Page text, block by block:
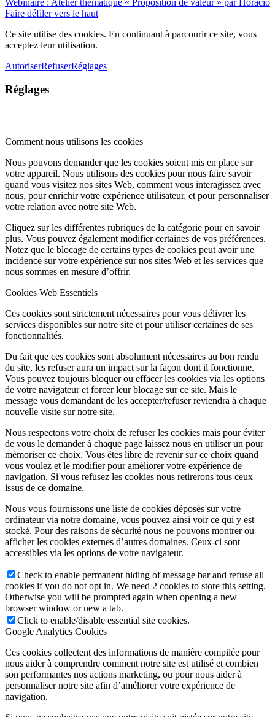
Faire défiler vers le haut
Ce site utilise des cookies. En continuant à parcourir ce site, vous
acceptez leur utilisation.
AutoriserRefuserRéglages
Réglages
Comment nous utilisons les cookies
Nous pouvons demander que les cookies soient mis en place sur
votre appareil. Nous utilisons des cookies pour nous faire savoir
quand vous visitez nos sites Web, comment vous interagissez avec
nous, pour enrichir votre expérience utilisateur, et pour personnaliser
votre relation avec notre site Web.
Cliquez sur les différentes rubriques de la catégorie pour en savoir
plus. Vous pouvez également modifier certaines de vos préférences.
Notez que le blocage de certains types de cookies peut avoir une
incidence sur votre expérience sur nos sites Web et les services que
nous sommes en mesure d’offrir.
Cookies Web Essentiels
Ces cookies sont strictement nécessaires pour vous délivrer les
services disponibles sur notre site et pour utiliser certaines de ses
fonctionnalités.
Du fait que ces cookies sont absolument nécessaires au bon rendu
du site, les refuser aura un impact sur la façon dont il fonctionne.
Vous pouvez toujours bloquer ou effacer les cookies via les options
de votre navigateur et forcer leur blocage sur ce site. Mais le
message vous demandant de les accepter/refuser reviendra à chaque
nouvelle visite sur notre site.
Nous respectons votre choix de refuser les cookies mais pour éviter
de vous le demander à chaque page laissez nous en utiliser un pour
mémoriser ce choix. Vous êtes libre de revenir sur ce choix quand
vous voulez et le modifier pour améliorer votre expérience de
navigation. Si vous refusez les cookies nous retirerons tous ceux
issus de ce domaine.
Nous vous fournissons une liste de cookies déposés sur votre
ordinateur via notre domaine, vous pouvez ainsi voir ce qui y est
stocké. Pour des raisons de sécurité nous ne pouvons montrer ou
afficher les cookies externes d’autres domaines. Ceux-ci sont
accessibles via les options de votre navigateur.
Check to enable permanent hiding of message bar and refuse all
cookies if you do not opt in. We need 2 cookies to store this setting.
Otherwise you will be prompted again when opening a new
browser window or new a tab.
Click to enable/disable essential site cookies.
Google Analytics Cookies
Ces cookies collectent des informations de manière compilée pour
nous aider à comprendre comment notre site est utilisé et combien
son performantes nos actions marketing, ou pour nous aider à
personnaliser notre site afin d’améliorer votre expérience de
navigation.